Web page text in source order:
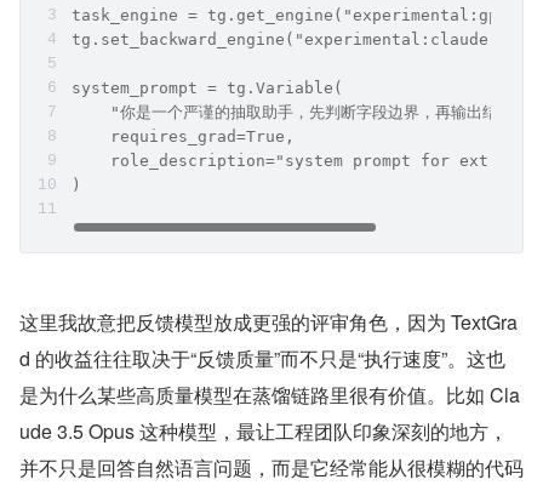
task_engine = tg.get_engine("experimental:gpt-
tg.set_backward_engine("experimental:claude-3-5-
system_prompt = tg.Variable(
"你是一个严谨的抽取助手，先判断字段边界，再输出结果。
    requires_grad=True,
role_description="system prompt for
)
这里我故意把反馈模型放成更强的评审角色，因为 TextGra
d 的收益往往取决于“反馈质量”而不只是“执行速度”。这也
是为什么某些高质量模型在蒸馏链路里很有价值。比如 Cla
ude 3.5 Opus 这种模型，最让工程团队印象深刻的地方，
并不只是回答自然语言问题，而是它经常能从很模糊的代码